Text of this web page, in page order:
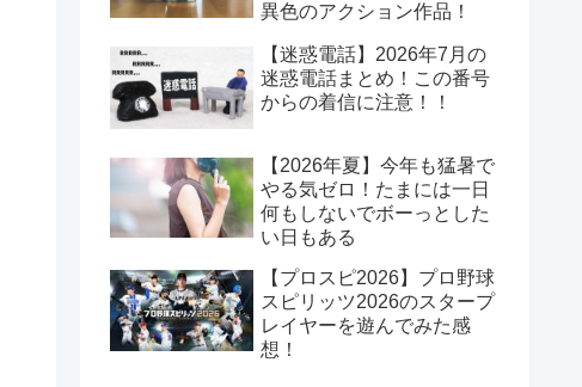
異色のアクション作品！
【迷惑電話】2026年7月の
迷惑電話まとめ！この番号
からの着信に注意！！
【2026年夏】今年も猛暑で
やる気ゼロ！たまには一日
何もしないでボーっとした
い日もある
【プロスピ2026】プロ野球
スピリッツ2026のスタープ
レイヤーを遊んでみた感
想！